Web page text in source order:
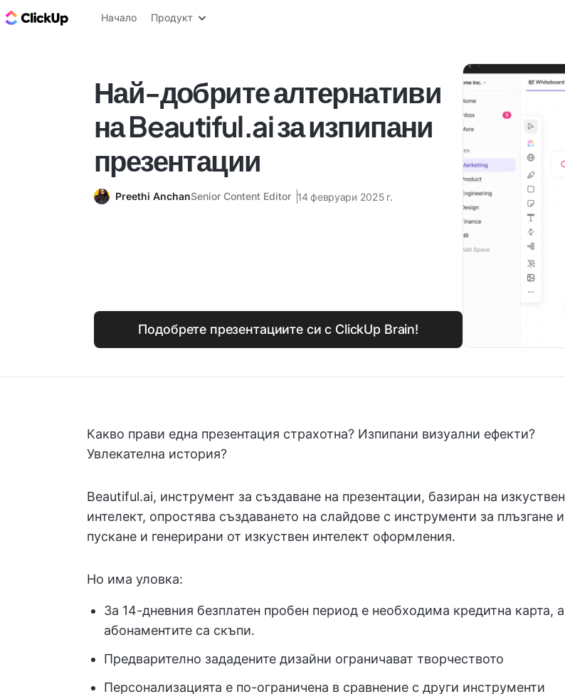
ClickUp блог
Начало Продукт
Най-добрите алтернативи
на Beautiful.ai за изпипани
презентации
Preethi AnchanSenior Content Editor 14 февруари 2025 г.
Подобрете презентациите си с ClickUp Brain!
Какво прави една презентация страхотна? Изпипани визуални ефекти?
Увлекателна история?
Beautiful.ai, инструмент за създаване на презентации, базиран на изкуствен
интелект, опростява създаването на слайдове с инструменти за плъзгане и
пускане и генерирани от изкуствен интелект оформления.
Но има уловка:
За 14-дневния безплатен пробен период е необходима кредитна карта, а
абонаментите са скъпи.
Предварително зададените дизайни ограничават творчеството
Персонализацията е по-ограничена в сравнение с други инструменти